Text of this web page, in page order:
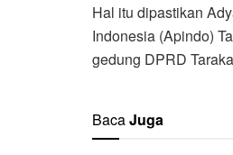
Hal itu dipastikan
Indonesia (Apindo)
gedung DPRD
BacaJuga